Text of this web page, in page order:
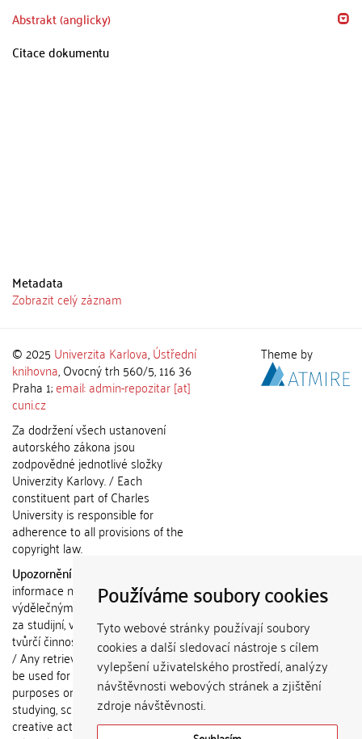
Používáme soubory cookies
Tyto webové stránky používají soubory
cookies a další sledovací nástroje s cílem
vylepšení uživatelského prostředí, analýzy
návštěvnosti webových stránek a zjištění
zdroje návštěvnosti.
Abstrakt (anglicky)
Citace dokumentu
Metadata
Zobrazit celý záznam
© 2025 Univerzita Karlova,Ústřední
knihovna, Ovocný trh 560/5, 116 36
Praha 1;email: admin-repozitar [at]
cuni.cz
Za dodržení všech ustanovení
autorského zákona jsou
zodpovědné jednotlivé složky
Univerzity Karlovy. / Each
constituent part of Charles
University is responsible for
adherence to all provisions of the
copyright law.
Upozornění / Notice:
informace nemohou být použity k
výdělečným účelům nebo vydávány
za studijní, vědeckou nebo jinou
tvůrčí činnost jiné osoby než autora.
/ Any retrieved information shall not
be used for any commercial
purposes or claimed as results of
studying, scientific or any other
creative activities of any person
Theme by